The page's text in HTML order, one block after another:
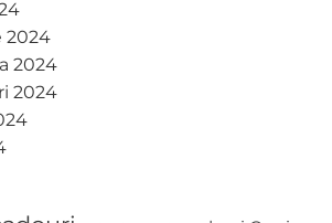
2024
2024
2024